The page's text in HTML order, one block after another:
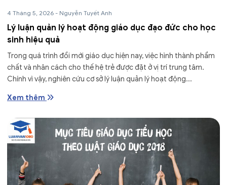
4 Tháng 5, 2026 - Nguyễn Tuyết Anh
Lý luận quản lý hoạt động giáo dục đạo đức cho học
sinh hiệu quả
Trong quá trình đổi mới giáo dục hiện nay, việc hình thành phẩm
chất và nhân cách cho thế hệ trẻ được đặt ở vị trí trung tâm.
Chính vì vậy, nghiên cứu cơ sở lý luận quản lý hoạt động...
Xem thêm